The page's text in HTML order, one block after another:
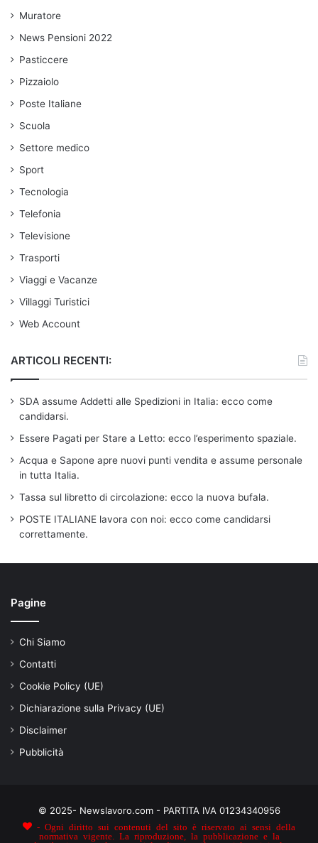
Muratore
News Pensioni 2022
Pasticcere
Pizzaiolo
Poste Italiane
Scuola
Settore medico
Sport
Tecnologia
Telefonia
Televisione
Trasporti
Viaggi e Vacanze
Villaggi Turistici
Web Account
ARTICOLI RECENTI:
SDA assume Addetti alle Spedizioni in Italia: ecco come
candidarsi.
Essere Pagati per Stare a Letto: ecco l’esperimento spaziale.
Acqua e Sapone apre nuovi punti vendita e assume personale
in tutta Italia.
Tassa sul libretto di circolazione: ecco la nuova bufala.
POSTE ITALIANE lavora con noi: ecco come candidarsi
correttamente.
Pagine
Chi Siamo
Contatti
Cookie Policy (UE)
Dichiarazione sulla Privacy (UE)
Disclaimer
Pubblicità
© 2025- Newslavoro.com - PARTITA IVA 01234340956
- Ogni diritto sui contenuti del sito è riservato ai sensi della
normativa vigente. La riproduzione, la pubblicazione e la